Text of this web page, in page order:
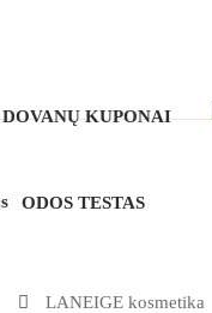
DOVANŲ KUPONAI
ODOS TESTAS
LANEIGE kosmetika